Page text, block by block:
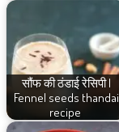
सौंफ की ठंडाई रेसिपी |
Fennel seeds thandai
recipe